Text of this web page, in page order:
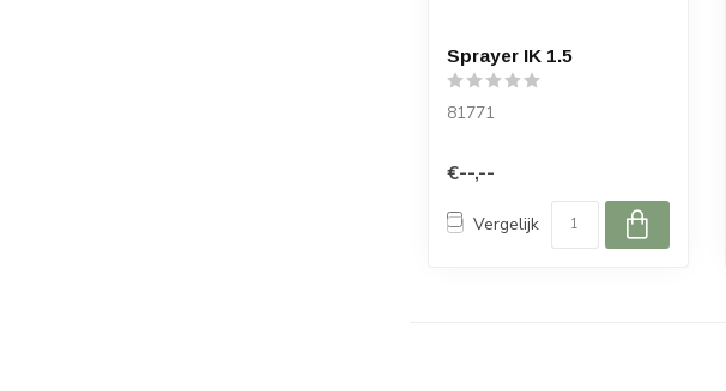
Sprayer IK 1.5
81771
€--,--
Vergelijk